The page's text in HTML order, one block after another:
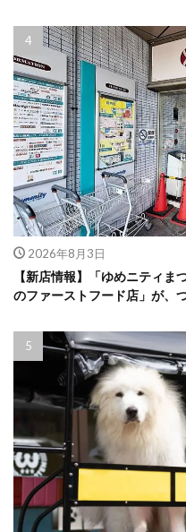
2026年8月3日
【新店情報】「ゆめニティ
のファーストフード店」が、